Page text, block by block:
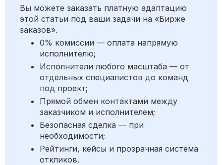
Вы можете заказать платную адаптацию
этой статьи под ваши задачи на «Бирже
заказов».
0% комиссии — оплата напрямую
исполнителю;
Исполнители любого масштаба — от
отдельных специалистов до команд
под проект;
Прямой обмен контактами между
заказчиком и исполнителем;
Безопасная сделка — при
необходимости;
Рейтинги, кейсы и прозрачная система
откликов.